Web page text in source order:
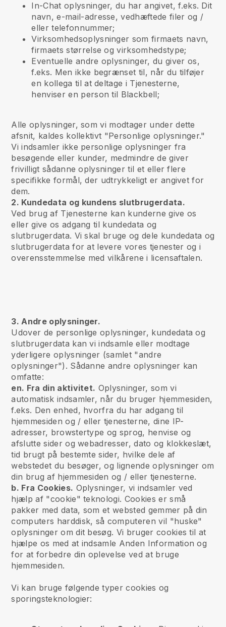
In-Chat oplysninger, du har angivet, f.eks. Dit
navn, e-mail-adresse, vedhæftede filer og /
eller telefonnummer;
Virksomhedsoplysninger som firmaets navn,
firmaets størrelse og virksomhedstype;
Eventuelle andre oplysninger, du giver os,
f.eks. Men ikke begrænset til, når du tilføjer
en kollega til at deltage i Tjenesterne,
henviser en person til Blackbell;
Alle oplysninger, som vi modtager under dette
afsnit, kaldes kollektivt "Personlige oplysninger."
Vi indsamler ikke personlige oplysninger fra
besøgende eller kunder, medmindre de giver
frivilligt sådanne oplysninger til et eller flere
specifikke formål, der udtrykkeligt er angivet for
dem.
2. Kundedata og kundens slutbrugerdata.
Ved brug af Tjenesterne kan kunderne give os
eller give os adgang til kundedata og
slutbrugerdata. Vi skal bruge og dele kundedata og
slutbrugerdata for at levere vores tjenester og i
overensstemmelse med vilkårene i licensaftalen.
3. Andre oplysninger.
Udover de personlige oplysninger, kundedata og
slutbrugerdata kan vi indsamle eller modtage
yderligere oplysninger (samlet "andre
oplysninger"). Sådanne andre oplysninger kan
omfatte:
en. Fra din aktivitet. Oplysninger, som vi
automatisk indsamler, når du bruger hjemmesiden,
f.eks. Den enhed, hvorfra du har adgang til
hjemmesiden og / eller tjenesterne, dine IP-
adresser, browstertype og sprog, henvise og
afslutte sider og webadresser, dato og klokkeslæt,
tid brugt på bestemte sider, hvilke dele af
webstedet du besøger, og lignende oplysninger om
din brug af hjemmesiden og / eller tjenesterne.
b. Fra Cookies. Oplysninger, vi indsamler ved
hjælp af "cookie" teknologi. Cookies er små
pakker med data, som et websted gemmer på din
computers harddisk, så computeren vil "huske"
oplysninger om dit besøg. Vi bruger cookies til at
hjælpe os med at indsamle Anden Information og
for at forbedre din oplevelse ved at bruge
hjemmesiden.
Vi kan bruge følgende typer cookies og
sporingsteknologier: